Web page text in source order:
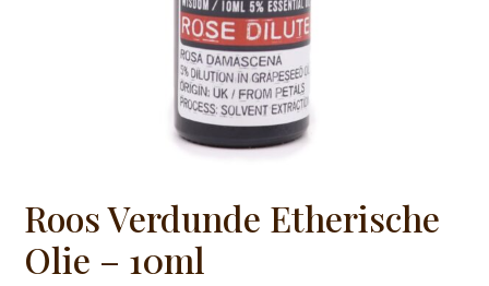
Roos Verdunde Etherische
Olie – 10ml